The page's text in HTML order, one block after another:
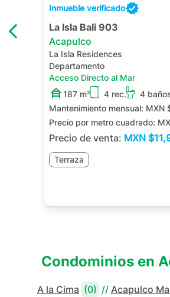
Inmueble verificado
La Isla Bali 903
Acapulco
La Isla Residences
Departamento
Acceso Directo al Mar
187 m²
4 rec. 4
Mantenimiento mensual: MXN
Precio por metro cuadrado:
Precio de venta: MXN
Terraza
Condominios en
A la Cima (0) // Acapulco